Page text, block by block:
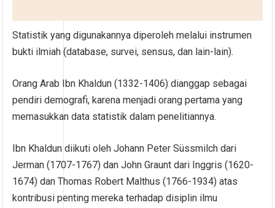
Statistik yang digunakannya diperoleh melalui instrumen
bukti ilmiah (database, survei, sensus, dan lain-lain).
Orang Arab Ibn Khaldun (1332-1406) dianggap sebagai
pendiri demografi, karena menjadi orang pertama yang
memasukkan data statistik dalam penelitiannya.
Ibn Khaldun diikuti oleh Johann Peter Süssmilch dari
Jerman (1707-1767) dan John Graunt dari Inggris (1620-
1674) dan Thomas Robert Malthus (1766-1934) atas
kontribusi penting mereka terhadap disiplin ilmu